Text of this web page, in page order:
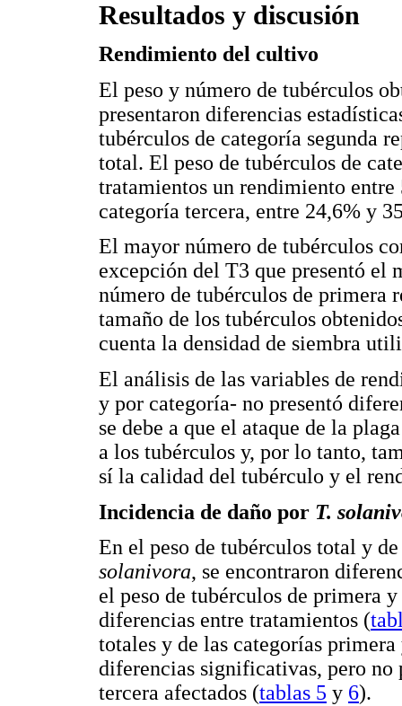
Resultados y discusión
Rendimiento del cultivo
El peso y número de tubérculos
presentaron diferencias
tubérculos de categoría segunda
total. El peso de tubérculos de
tratamientos un rendimiento
categoría tercera, entre 24,6% y
El mayor número de tubérculos
excepción del T3 que presentó el
número de tubérculos de primera
tamaño de los tubérculos
cuenta la densidad de siembra
El análisis de las variables de
y por categoría- no presentó
se debe a que el ataque de la
a los tubérculos y, por lo tanto,
sí la calidad del tubérculo y el
Incidencia de daño por T.
En el peso de tubérculos total y
solanivora, se encontraron
el peso de tubérculos de primera
diferencias entre tratamientos (
totales y de las categorías primera
diferencias significativas, pero no
tercera afectados (tablas 5 y 6).